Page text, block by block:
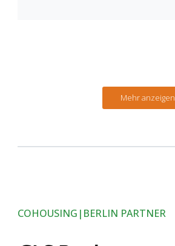
Mehr anzeigen
COHOUSING|BERLIN PARTNER